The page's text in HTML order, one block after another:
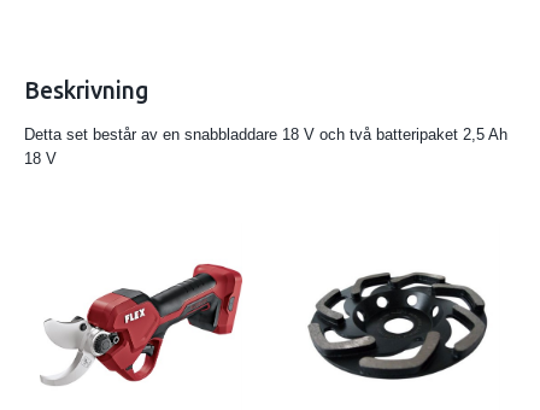
Beskrivning
Detta set består av en snabbladdare 18 V och två batteripaket 2,5 Ah
18 V